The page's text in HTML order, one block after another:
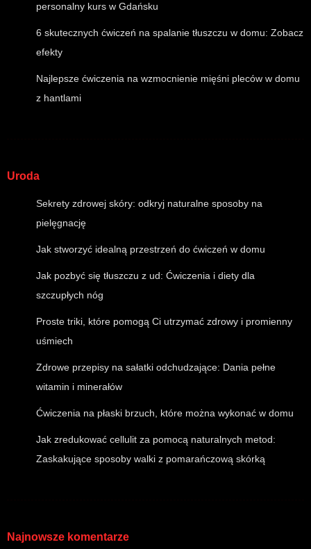
personalny kurs w Gdańsku
6 skutecznych ćwiczeń na spalanie tłuszczu w domu: Zobacz
efekty
Najlepsze ćwiczenia na wzmocnienie mięśni pleców w domu
z hantlami
Uroda
Sekrety zdrowej skóry: odkryj naturalne sposoby na
pielęgnację
Jak stworzyć idealną przestrzeń do ćwiczeń w domu
Jak pozbyć się tłuszczu z ud: Ćwiczenia i diety dla
szczupłych nóg
Proste triki, które pomogą Ci utrzymać zdrowy i promienny
uśmiech
Zdrowe przepisy na sałatki odchudzające: Dania pełne
witamin i minerałów
Ćwiczenia na płaski brzuch, które można wykonać w domu
Jak zredukować cellulit za pomocą naturalnych metod:
Zaskakujące sposoby walki z pomarańczową skórką
Najnowsze komentarze